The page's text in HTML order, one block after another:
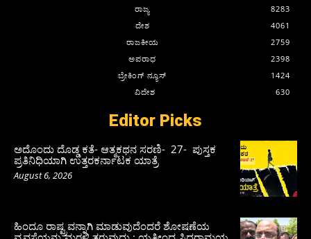
ರಾಜ್ಯ
8283
ದೇಶ
4061
ರಾಜಕೀಯ
2759
ಅಪರಾಧ
2398
ಬ್ರೇಕಿಂಗ್ ನ್ಯೂಸ್
1424
ವಿದೇಶ
630
Editor Picks
ಅದೊಂದು ದೊಡ್ಡ ಕತೆ- ಆತ್ಮಕಥನ ಸರಣಿ- 27- ಪುಸ್ತಕ
ಪ್ರತಿನಿಧಿಯಾಗಿ ಉತ್ತರಕರ್ನಾಟಕ ಯಾತ್ರೆ
August 6, 2026
ಹಿಂದೂ ರಾಷ್ಟ್ರವನ್ನಾಗಿ ಮಾಡುವುದೆಂದರೆ ಶೋಷಣೆಯ